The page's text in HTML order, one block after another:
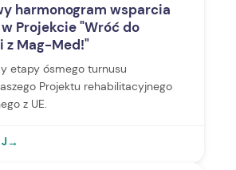
harmonogram wsparcia
Projekcie "Wróć do
z Mag-Med!"
etapy ósmego turnusu
Projektu rehabilitacyjnego
z UE.
→